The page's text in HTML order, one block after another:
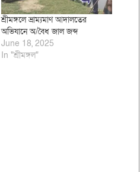
শ্রীমঙ্গলে ভ্রাম্যমাণ আদালতের
অভিযানে অ/বৈধ জাল জব্দ
June 18, 2025
In "শ্রীমঙ্গল"